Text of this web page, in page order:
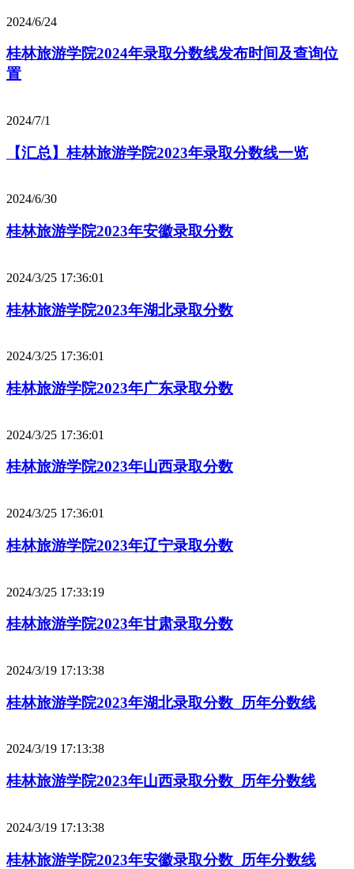
2024/6/24
桂林旅游学院2024年录取分数线发布时间及查询位
置
2024/7/1
【汇总】桂林旅游学院2023年录取分数线一览
2024/6/30
桂林旅游学院2023年安徽录取分数
2024/3/25 17:36:01
桂林旅游学院2023年湖北录取分数
2024/3/25 17:36:01
桂林旅游学院2023年广东录取分数
2024/3/25 17:36:01
桂林旅游学院2023年山西录取分数
2024/3/25 17:36:01
桂林旅游学院2023年辽宁录取分数
2024/3/25 17:33:19
桂林旅游学院2023年甘肃录取分数
2024/3/19 17:13:38
桂林旅游学院2023年湖北录取分数_历年分数线
2024/3/19 17:13:38
桂林旅游学院2023年山西录取分数_历年分数线
2024/3/19 17:13:38
桂林旅游学院2023年安徽录取分数_历年分数线